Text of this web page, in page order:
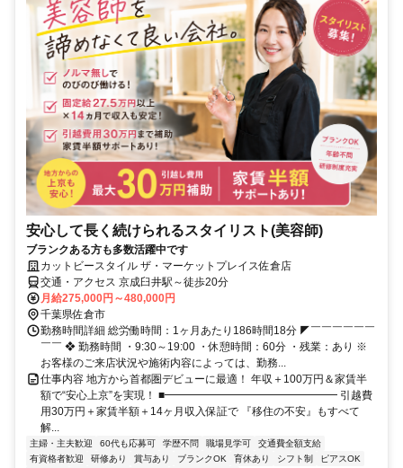
安心して長く続けられるスタイリスト(美容師)
ブランクある方も多数活躍中です
カットビースタイル ザ・マーケットプレイス佐倉店
交通・アクセス 京成臼井駅～徒歩20分
月給275,000円～480,000円
千葉県佐倉市
勤務時間詳細 総労働時間：1ヶ月あたり186時間18分 ◤￣￣￣￣￣￣
￣￣ ❖ 勤務時間 ・9:30～19:00 ・休憩時間：60分 ・残業：あり ※
お客様のご来店状況や施術内容によっては、勤務...
仕事内容 地方から首都圏デビューに最適！ 年収＋100万円＆家賃半
額で“安心上京”を実現！ ■━━━━━━━━━━━━━━━━ 引越費
用30万円＋家賃半額＋14ヶ月収入保証で 『移住の不安』もすべて
解...
主婦・主夫歓迎 60代も応募可 学歴不問 職場見学可
交通費全額支給
有資格者歓迎
研修あり 賞与あり ブランクOK 育休あり シフト制
ピアスOK